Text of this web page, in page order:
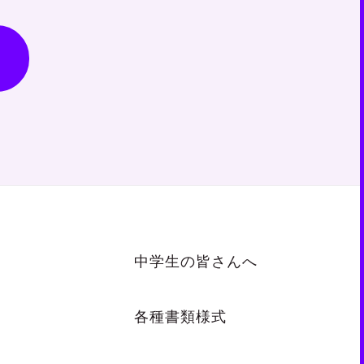
中学生の皆さんへ
各種書類様式